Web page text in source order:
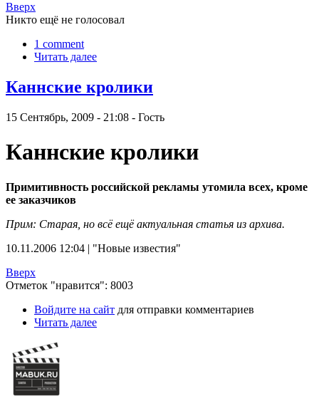
Вверх
Никто ещё не голосовал
1 comment
Читать далее
Каннские кролики
15 Сентябрь, 2009 - 21:08 - Гость
Каннские кролики
Примитивность российской рекламы утомила всех, кроме
ее заказчиков
Прим: Старая, но всё ещё актуальная статья из архива.
10.11.2006 12:04 | "Новые известия"
Вверх
Отметок "нравится": 8003
Войдите на сайт для отправки комментариев
Читать далее